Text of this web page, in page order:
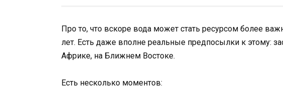
Про то, что вскоре вода может стать ресурсом более
лет. Есть даже вполне реальные предпосылки к этому:
Африке, на Ближнем Востоке.
Есть несколько моментов: